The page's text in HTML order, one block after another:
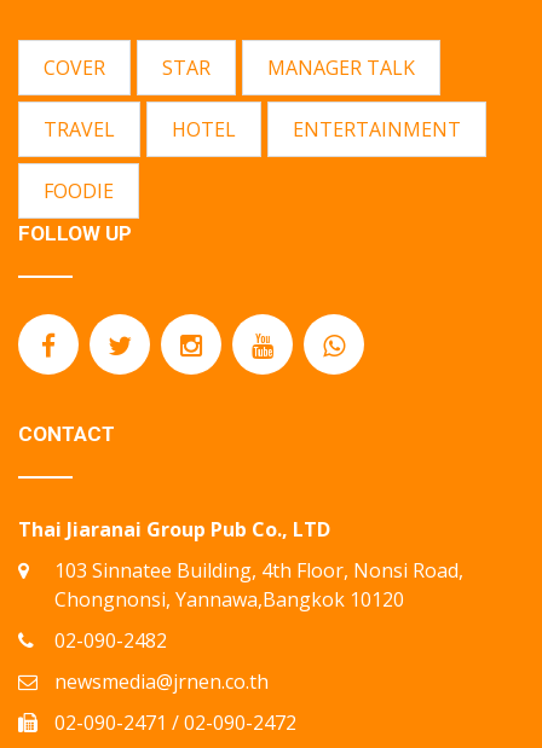
COVER STAR MANAGER TALK
TRAVEL HOTEL ENTERTAINMENT
FOODIE
FOLLOW UP
CONTACT
Thai Jiaranai Group Pub Co., LTD
103 Sinnatee Building, 4th Floor, Nonsi Road,
Chongnonsi, Yannawa,Bangkok 10120
02-090-2482
newsmedia@jrnen.co.th
02-090-2471 / 02-090-2472